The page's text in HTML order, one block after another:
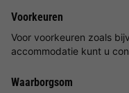
Voorkeuren
Voor voorkeuren zoals
accommodatie kunt u
Waarborgsom